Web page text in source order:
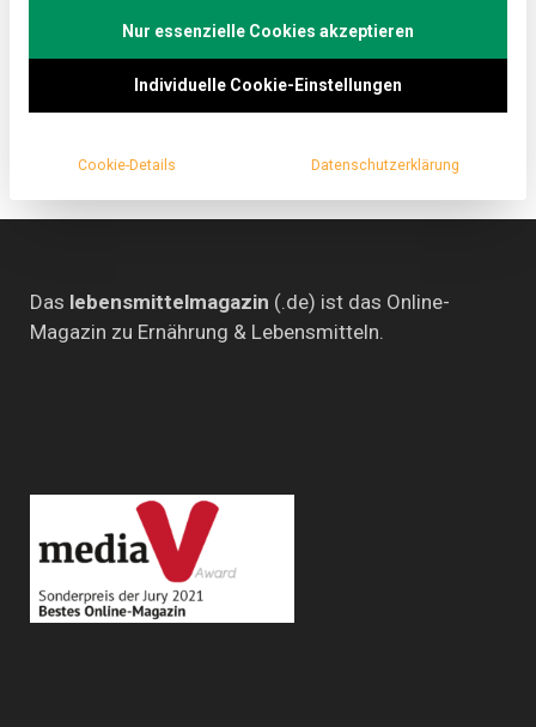
Heilmann
im
Küchenkabinett
Begleiterscheinungen der gegenwärtigen westlichen
Demokratie.
Das lebensmittelmagazin (.de) ist das Online-
Magazin zu Ernährung & Lebensmitteln.
Nur essenzielle Cookies akzeptieren
Individuelle Cookie-Einstellungen
Cookie-Details Datenschutzerklärung